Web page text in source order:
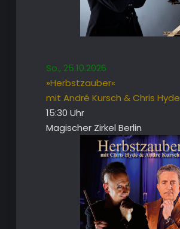
So., 25.10.2026
»Herbstzauber«
mit André Kursch & Chris Hyde
15:30 Uhr
Magischer Zirkel Berlin